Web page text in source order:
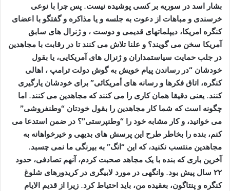
بشار اسد در سوریه بر کسی پوشیده نیست. پس چرا با نوعی
خرسندی و مباهات از دعوت به جلسه و یا مذاکره و گفتگو با اعضای
کنگره امریکا، دیپلماتهای قدیمی و دوست ، و ژنرال های سابق
آمریکا سخن می گویند؟ و علنا تلاش می کنند تا در رقابت با مجاهدین
در جلب حمایت سیاستمداران و ژنرال های آمریکایی، یا بقول
خودشان “در رساندن پیام خویش به گوش دولت ترامپ ، اهالی
کنگره، اتاق فکرها و رسانه های أمریکائی” برای خودشان یارگیری
کنند. یعنی دقیقا همان کاری را می کنند که مجاهدین می کنند. اما
چگونه است که شما کار مجاهدین را بقول خودتان “وطنفروشی”
می خوانید، و کار مشابه خود را “وطنپرستی”؟ در ضمن استدعا می
کنم، بنده را بخاطر طرح این پرسش های بدیهی و خیرخواهانه به
مجاهدین منتسب نکنید، که این “انگ” به بیرنگی ما نمی چسبد.
آخرین باری که بنده با یک مجاهد صحبت کردم، آنهم تصادفی، حدود
۲۲ سال پیش بود. وانگهی در مورد لابیگری در کریدورهای شلوغ
کنگره و پنتاگون، بعقیده من، باید احتیاط کرد. زیرا از قدیم الایام